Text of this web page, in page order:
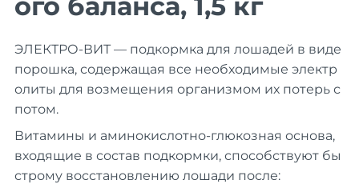
ЭЛЕКТРО-ВИТ— подкормка для лошадей в виде
порошка, содержащая все необходимые электр
олиты для возмещения организмом их потерь с
потом.
Витамины и аминокислотно-глюкозная основа,
входящие в состав подкормки, способствуют бы
строму восстановлению лошади после: